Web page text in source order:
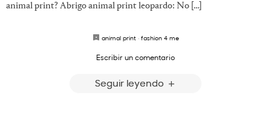
animal print? Abrigo animal print leopardo: No […]
animal print· fashion 4 me
Escribir un comentario
Seguir leyendo